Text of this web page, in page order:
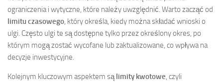
ograniczenia i wytyczne, które należy uwzględnić. Warto zacząć od
limitu czasowego, który określa, kiedy można składać wnioski o
ulgi. Często ulgi te są dostępne tylko przez określony okres, po
którym mogą zostać wycofane lub zaktualizowane, co wpływa na
decyzje inwestycyjne.
Kolejnym kluczowym aspektem sąlimity kwotowe, czyli